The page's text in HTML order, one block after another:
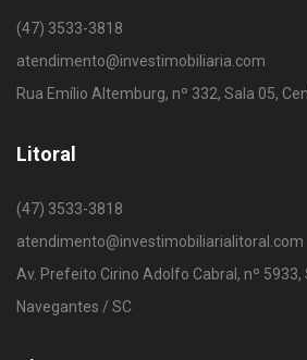
(47) 3533-3818
atendimento@investimobiliaria.com
Rua Emílio Altemburg, nº 332, Sala 05,
Litoral
(47) 3533-3818
atendimento@investimobiliarialitoral.com
Av. Prefeito Cirino Adolfo Cabral, nº 5933,
Navegantes / SC